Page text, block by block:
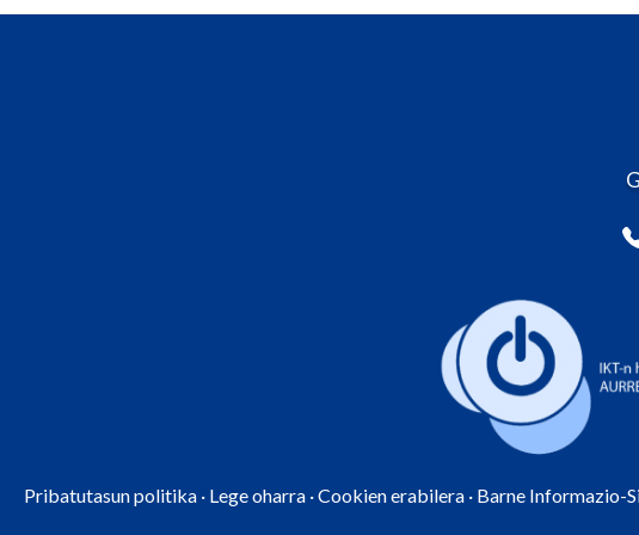
Pribatutasun politika · Lege oharra ·Cookien erabilera · Barne Informazio-